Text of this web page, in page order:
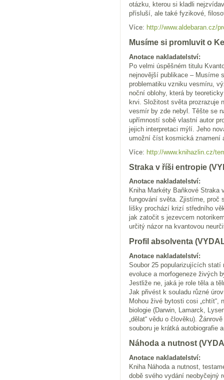
otázku, kterou si kladli
přísluší, ale také fyzikové,
Více: http://www.aldebaran.cz/
Musíme si promluvit o
Anotace nakladatelství:
Po velmi úspěšném titulu
nejnovější publikace – Musíme
problematiku vzniku vesmíru,
noční oblohy, která by
krvi. Složitost světa prozrazuje
vesmír by zde nebyl. Těšte se
upřímností sobě vlastní autor
jejich interpretaci mýlí. Jeho
umožní číst kosmická znamení
Více: http://www.knihazlin.cz/
Straka v říši entropie
Anotace nakladatelství:
Kniha Markéty Baňkové
fungování světa. Zjistíme, proč
lišky prochází krizí středního
jak zatočit s jezevcem
určitý názor na kvantovou
Profil absolventa
Anotace nakladatelství:
Soubor 25 popularizujících statí
evoluce a morfogeneze živých
Jestliže ne, jaká je role těla a
Jak přivést k souladu různé
Mohou živé bytosti cosi „chtít“,
biologie (Darwin, Lamarck,
„dělat“ vědu o člověku).
souboru je krátká autobiografie
Náhoda a nutnost
Anotace nakladatelství:
Kniha Náhoda a nutnost,
době svého vydání neobyčejný